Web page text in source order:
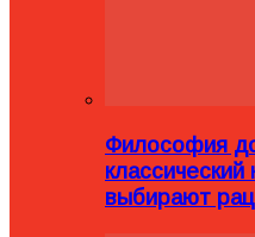
Философия
выбирают